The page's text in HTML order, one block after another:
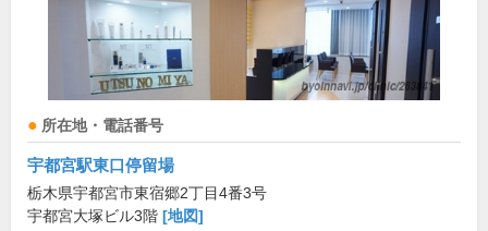
所在地・電話番号
宇都宮駅東口停留場
栃木県宇都宮市東宿郷2丁目4番3号
宇都宮大塚ビル3階 [地図]